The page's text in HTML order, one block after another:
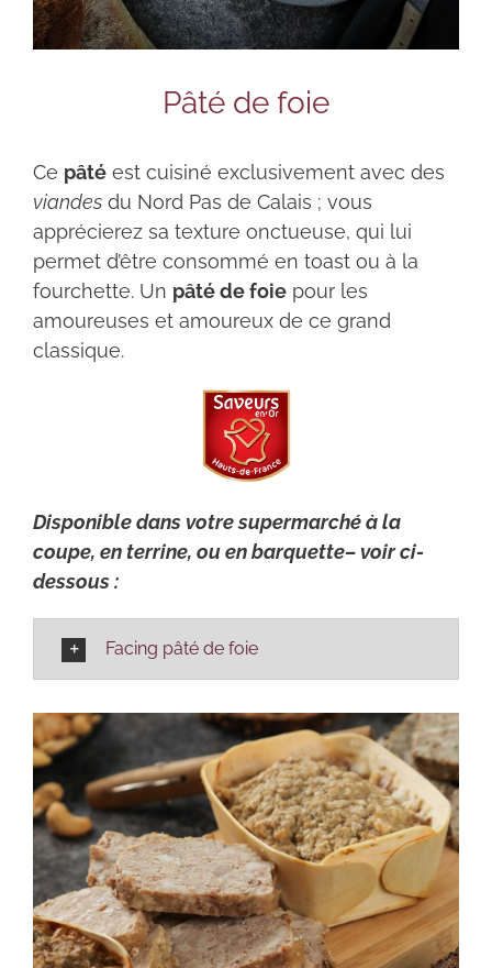
Pâté de foie
Ce pâté est cuisiné exclusivement avec des
viandes du Nord Pas de Calais ; vous
apprécierez sa texture onctueuse, qui lui
permet d’être consommé en toast ou à la
fourchette. Un pâté de foie pour les
amoureuses et amoureux de ce grand
classique.
Disponible dans votre supermarché à la
coupe, en terrine, ou en barquette– voir ci-
dessous :
Facing pâté de foie